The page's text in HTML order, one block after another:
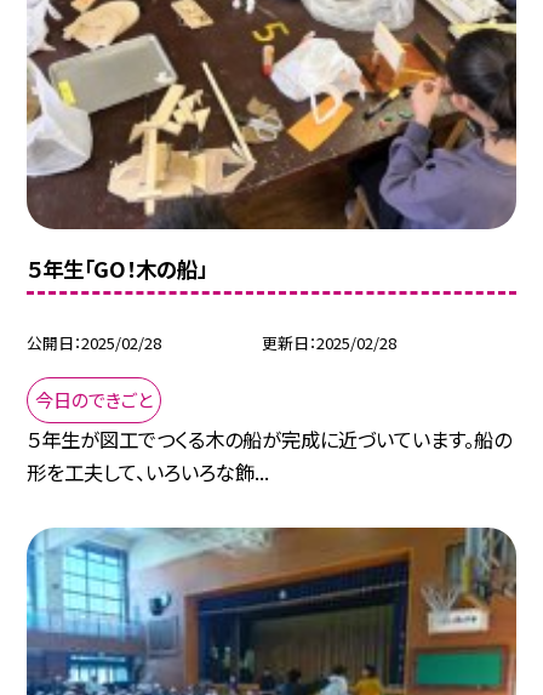
５年生「GO！木の船」
公開日 2025/02/28 更新日 2025/02/28
今日のできごと
５年生が図工でつくる木の船が完成に近づいています。船の
形を工夫して、いろいろな飾...